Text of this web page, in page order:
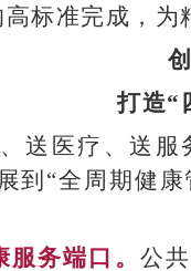
标准完成，为
打造“
送医疗、送
到“全周期健
务端口。 公